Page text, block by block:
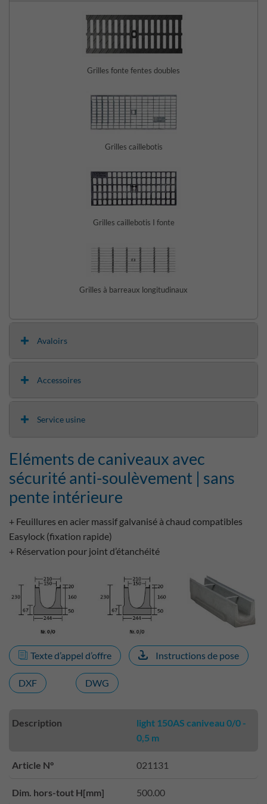
Grilles fonte fentes doubles
Grilles caillebotis
Grilles caillebotis I fonte
Grilles à barreaux longitudinaux
Avaloirs
Accessoires
Service usine
Eléments de caniveaux avec
sécurité anti-soulèvement | sans
pente intérieure
+ Feuillures en acier massif galvanisé à chaud compatibles
Easylock (fixation rapide)
+ Réservation pour joint d’étanchéité
Texte d’appel d’offre Instructions de pose
DXF DWG
Description
light 150AS caniveau 0/0 -
0,5 m
Article N° 021131
Dim. hors-tout H[mm] 500.00